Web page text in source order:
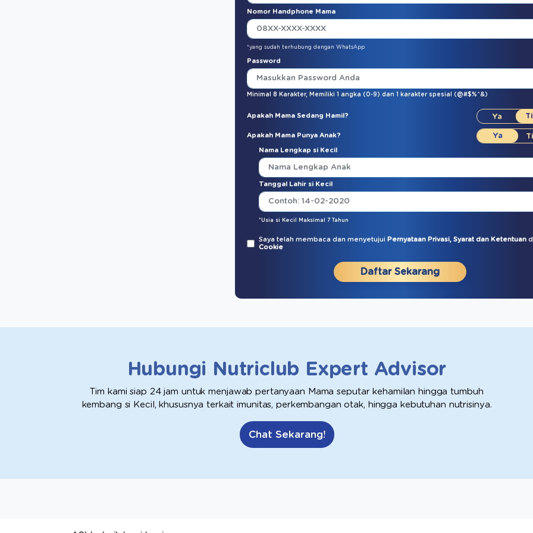
Nomor Handphone Mama
*yang sudah terhubung dengan WhatsApp
Password
Minimal 8 Karakter, Memiliki 1 angka (0-9) dan 1 karakter spesial (@#$%^&)
Apakah Mama Sedang Hamil?
Apakah Mama Punya Anak?
Nama Lengkap si Kecil
Tanggal Lahir si Kecil
*Usia si Kecil Maksimal 7 Tahun
Saya telah membaca dan menyetujui Pernyataan Privasi, Syarat dan Ketentuan
Cookie
Daftar Sekarang
Hubungi Nutriclub Expert Advisor
Tim kami siap 24 jam untuk menjawab pertanyaan Mama seputar kehamilan hingga tumbuh
kembang si Kecil, khususnya terkait imunitas, perkembangan otak, hingga kebutuhan nutrisinya.
Chat Sekarang!